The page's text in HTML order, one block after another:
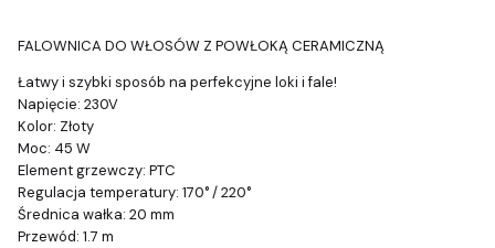
FALOWNICA DO WŁOSÓW Z POWŁOKĄ CERAMICZNĄ
Łatwy i szybki sposób na perfekcyjne loki i fale!
Napięcie: 230V
Kolor: Złoty
Moc: 45 W
Element grzewczy: PTC
Regulacja temperatury: 170° / 220°
Średnica wałka: 20 mm
Przewód: 1.7 m